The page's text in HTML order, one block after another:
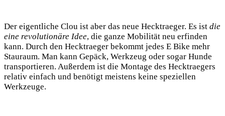
Der eigentliche Clou ist aber das neue Hecktraeger. Es ist die
eine revolutionäre Idee, die ganze Mobilität neu erfinden
kann. Durch den Hecktraeger bekommt jedes E Bike mehr
Stauraum. Man kann Gepäck, Werkzeug oder sogar Hunde
transportieren. Außerdem ist die Montage des Hecktraegers
relativ einfach und benötigt meistens keine speziellen
Werkzeuge.